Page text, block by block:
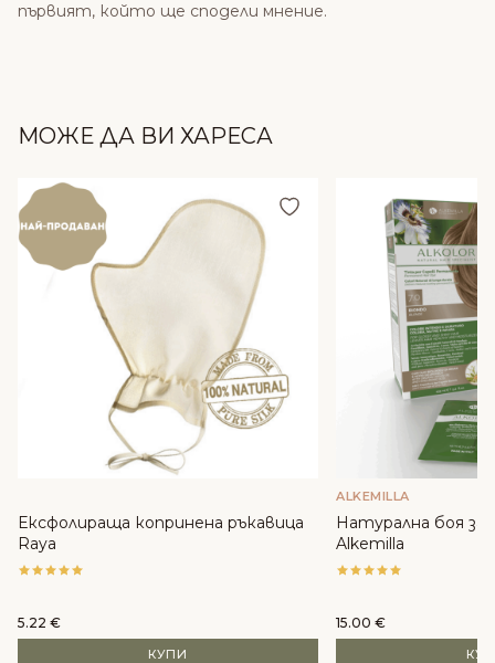
първият, който ще сподели мнение.
МОЖЕ ДА ВИ ХАРЕСА
Добави в любими
Ексфолираща копринена ръкавица
Raya
5.22 €
КУПИ
ALKEMILLA
Натурална боя за
Alkemilla
15.00 €